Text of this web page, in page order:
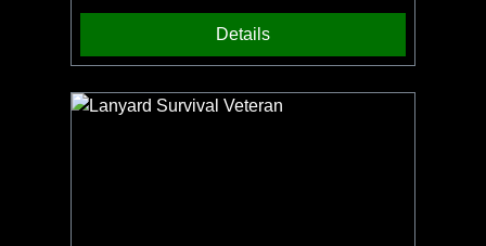
Artikel zusammen mit Ihrem 3DTi-Messer
oder Kubotan. Kein Versand ohne Messer
oder Kubotan möglich. Kein Bead
enthalten.
Details